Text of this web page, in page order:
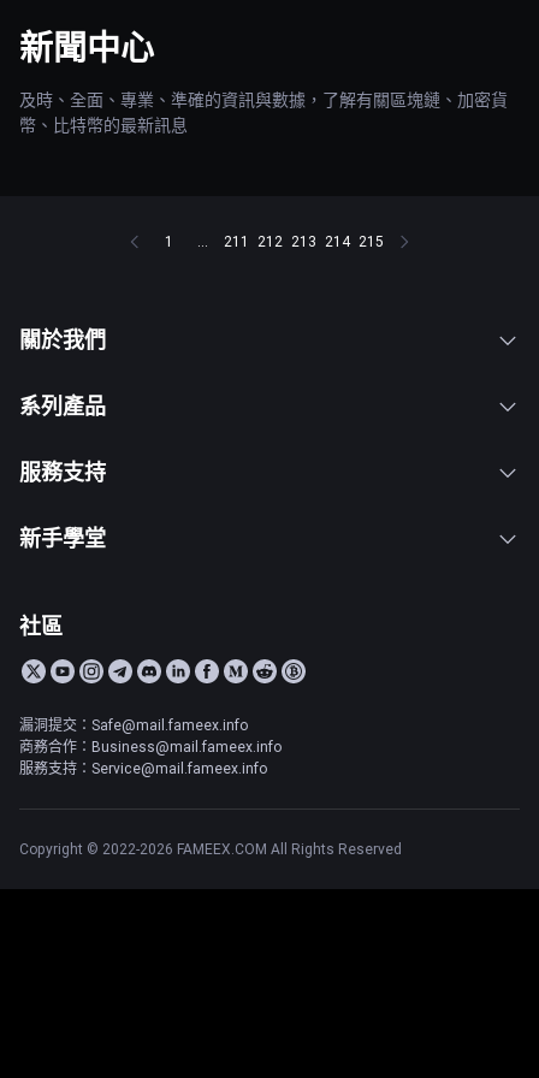
新聞中心
及時、全面、專業、準確的資訊與數據，了解有關區塊鏈、加密貨
幣、比特幣的最新訊息
1 ... 211 212 213 214 215
關於我們
系列產品
服務支持
新手學堂
社區
漏洞提交：Safe@mail.fameex.info
商務合作：Business@mail.fameex.info
服務支持：Service@mail.fameex.info
Copyright © 2022-2026 FAMEEX.COM All Rights Reserved